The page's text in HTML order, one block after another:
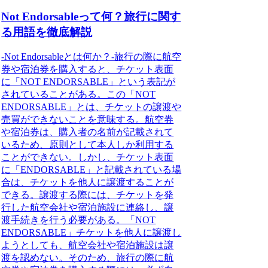
Not Endorsableって何？旅行に関す
る用語を徹底解説
-Not Endorsableとは何か？-旅行の際に航空
券や宿泊券を購入すると、チケット表面
に「NOT ENDORSABLE」という表記が
されていることがある。この「NOT
ENDORSABLE」とは、チケットの譲渡や
売買ができないことを意味する。航空券
や宿泊券は、購入者の名前が記載されて
いるため、原則として本人しか利用する
ことができない。しかし、チケット表面
に「ENDORSABLE」と記載されている場
合は、チケットを他人に譲渡することが
できる。譲渡する際には、チケットを発
行した航空会社や宿泊施設に連絡し、譲
渡手続きを行う必要がある。「NOT
ENDORSABLE」チケットを他人に譲渡し
ようとしても、航空会社や宿泊施設は譲
渡を認めない。そのため、旅行の際に航